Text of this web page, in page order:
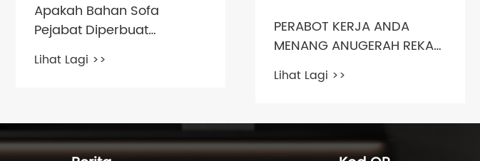
Apakah Bahan Sofa
Pejabat Diperbuat
daripada?
Lihat Lagi >>
PERABOT KERJA ANDA
MENANG ANUGERAH REKA
Lihat Lagi >>